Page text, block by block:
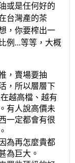
或是任何好的
台灣產的茶
，你要榨出一
例...等等，大概
，賣場要抽
，所以層層下
越高檔、越有
有人說高價未
一定都會有很
為再怎麼貴都
為巨大。